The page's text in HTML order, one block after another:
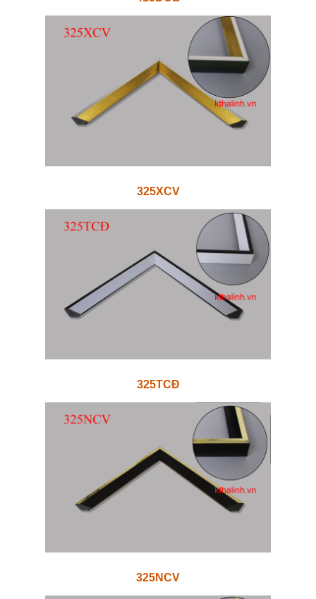
325XCV
325TCĐ
325NCV